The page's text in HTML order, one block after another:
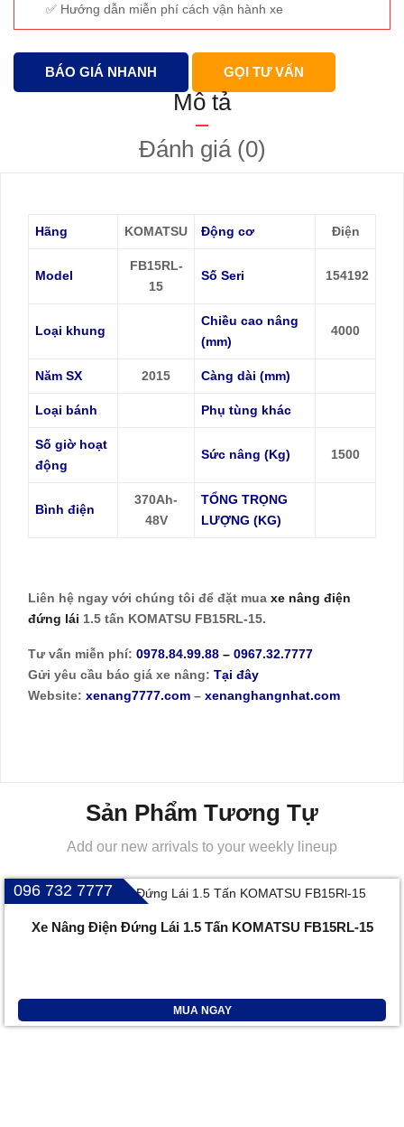
Hướng dẫn miễn phí cách vận hành xe
BÁO GIÁ NHANH GỌI TƯ VẤN
Mô tả
Đánh giá (0)
Hãng KOMATSU Động cơ Điện
Model
FB15RL-
15
Số Seri 154192
Loại khung
Chiều cao nâng
(mm)
4000
Năm SX 2015 Càng dài (mm)
Loại bánh Phụ tùng khác
Số giờ hoạt
động
Sức nâng (Kg) 1500
Bình điện
370Ah-
48V
TỔNG TRỌNG
LƯỢNG (KG)
Liên hệ ngay với chúng tôi để đặt mua xe nâng điện
đứng lái 1.5 tấn KOMATSU FB15RL-15.
Tư vấn miễn phí: 0978.84.99.88 – 0967.32.7777
Gửi yêu cầu báo giá xe nâng: Tại đây
Website: xenang7777.com – xenanghangnhat.com
Sản Phẩm Tương Tự
Add our new arrivals to your weekly lineup
096 732 7777
Xe Nâng Điện Đứng Lái 1.5 Tấn KOMATSU FB15RL-15
MUA NGAY